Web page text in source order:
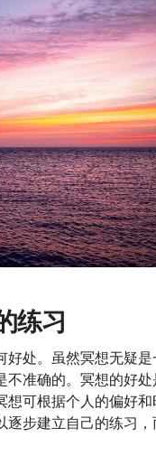
练习
处。虽然冥想无疑
准确的。冥想的好
可根据个人的偏好
步建立自己的练习